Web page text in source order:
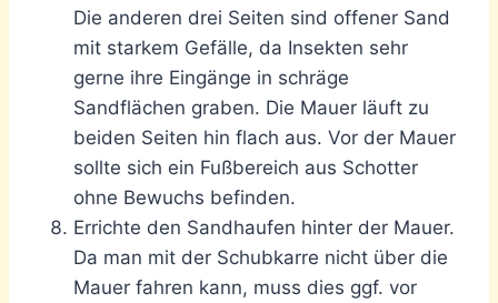
Die anderen drei Seiten sind offener Sand
mit starkem Gefälle, da Insekten sehr
gerne ihre Eingänge in schräge
Sandflächen graben. Die Mauer läuft zu
beiden Seiten hin flach aus. Vor der Mauer
sollte sich ein Fußbereich aus Schotter
ohne Bewuchs befinden.
Errichte den Sandhaufen hinter der Mauer.
Da man mit der Schubkarre nicht über die
Mauer fahren kann, muss dies ggf. vor